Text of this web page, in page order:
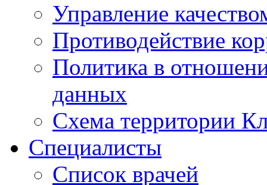
Управление
Противодействие
Политика в
данных
Схема территории
Специалисты
Список врачей